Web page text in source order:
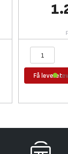
Få leveret